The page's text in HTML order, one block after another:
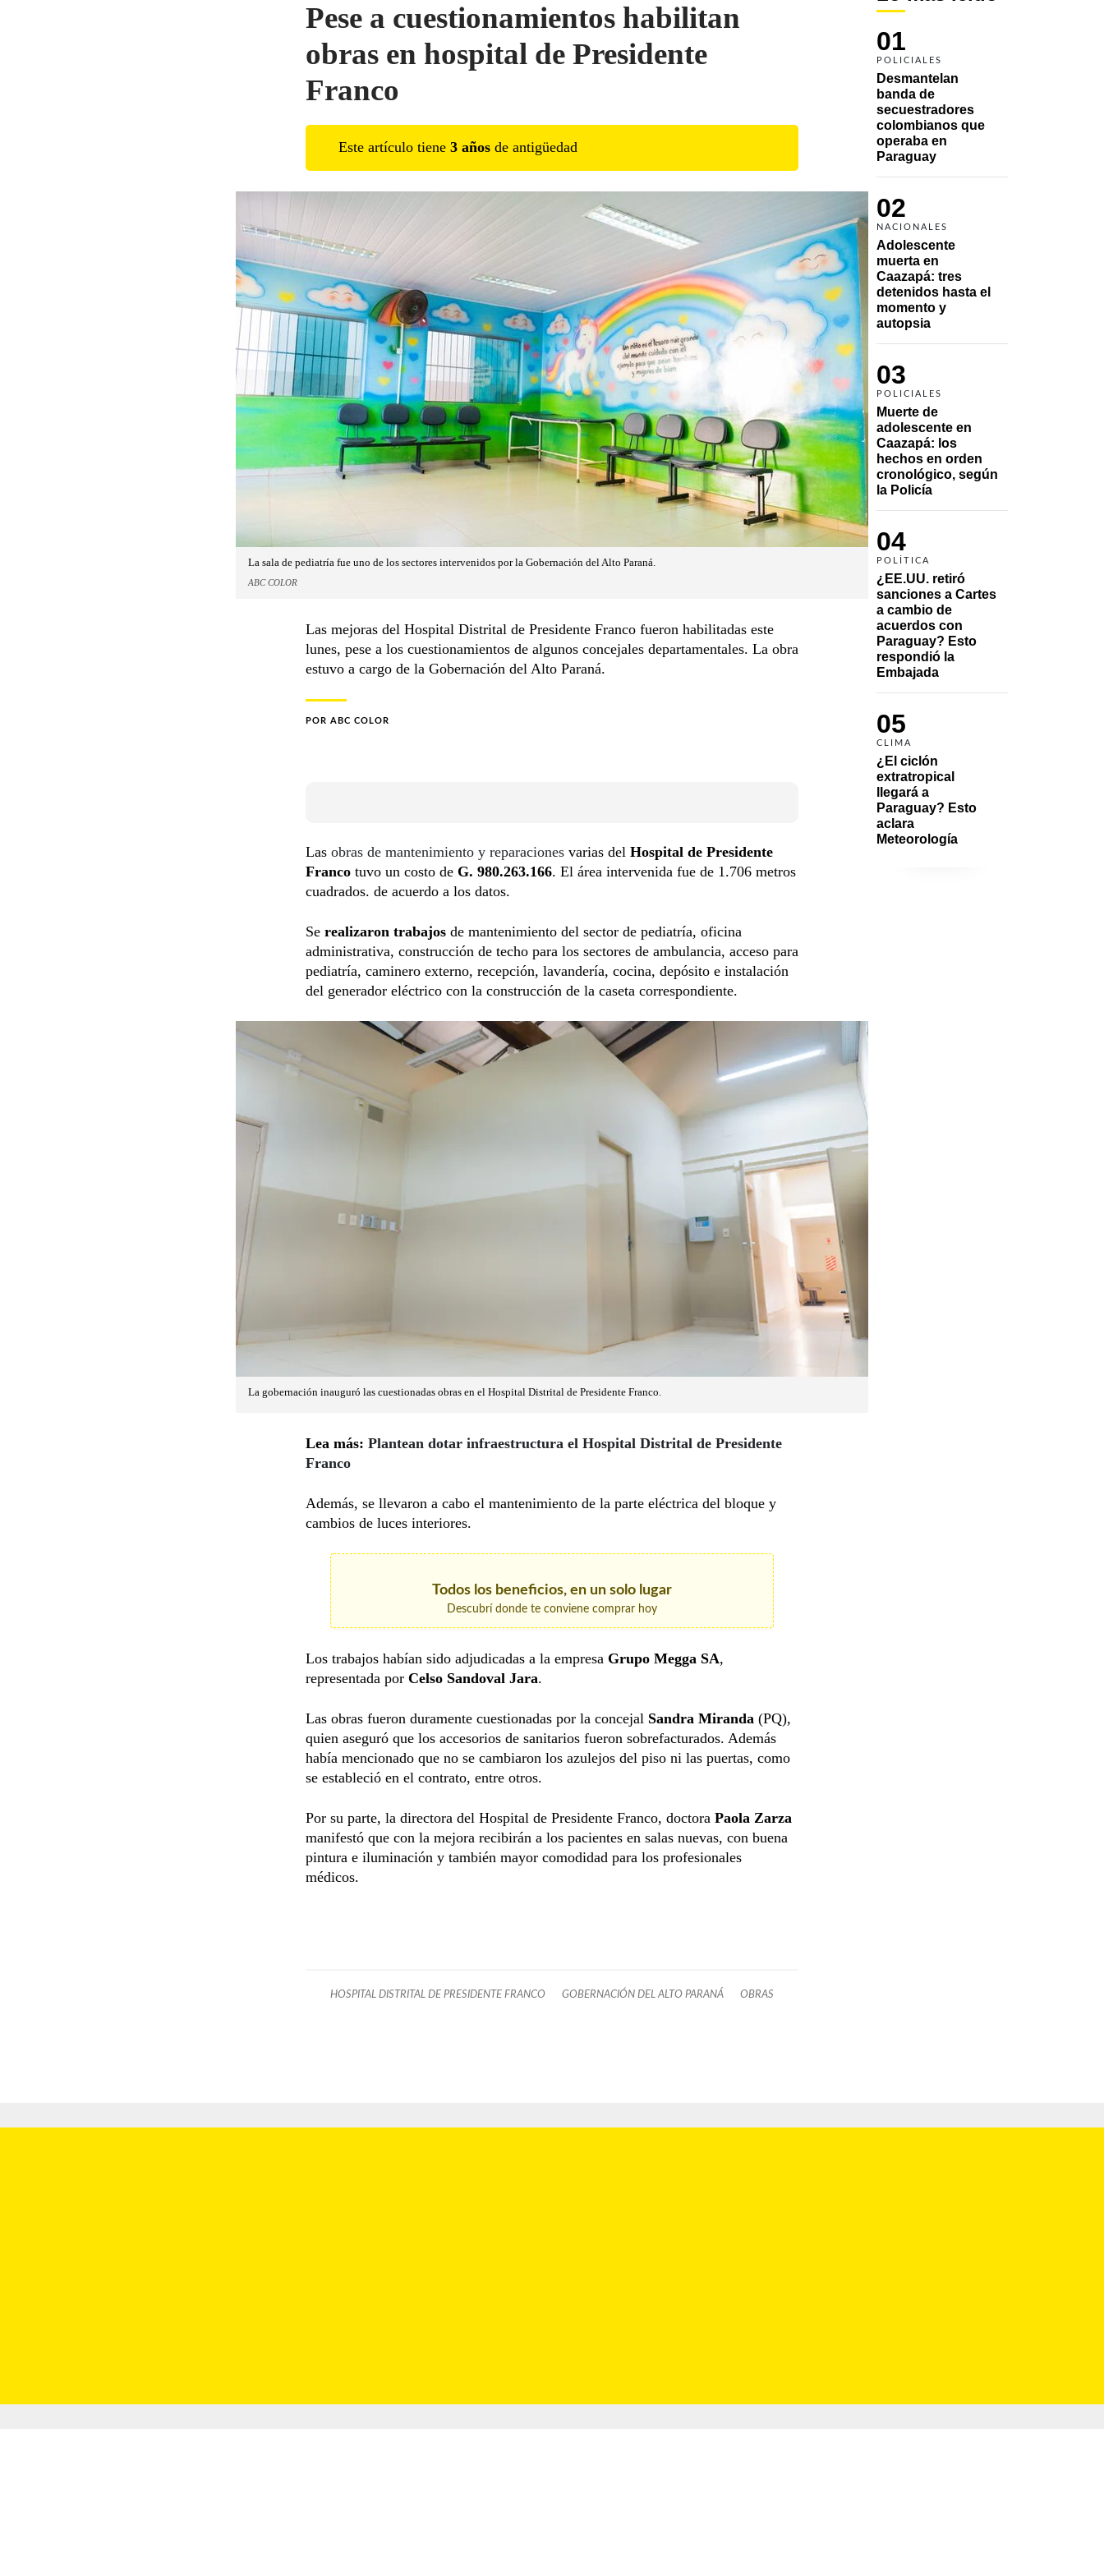
01
POLICIALES
Desmantelan
banda de
secuestradores
colombianos que
operaba en
Paraguay
02
NACIONALES
Adolescente
muerta en
Caazapá: tres
detenidos hasta el
momento y
autopsia
03
POLICIALES
Muerte de
adolescente en
Caazapá: los
hechos en orden
cronológico, según
la Policía
04
POLÍTICA
¿EE.UU. retiró
sanciones a Cartes
a cambio de
acuerdos con
Paraguay? Esto
respondió la
Embajada
05
CLIMA
¿El ciclón
extratropical
llegará a
Paraguay? Esto
aclara
Meteorología
Pese a cuestionamientos habilitan
obras en hospital de Presidente
Franco
Este artículo tiene 3 años de antigüedad
La sala de pediatría fue uno de los sectores intervenidos por la Gobernación del Alto Paraná.
ABC COLOR
Las mejoras del Hospital Distrital de Presidente Franco fueron habilitadas este
lunes, pese a los cuestionamientos de algunos concejales departamentales. La obra
estuvo a cargo de la Gobernación del Alto Paraná.
POR ABC COLOR
Las obras de mantenimiento y reparaciones varias del Hospital de Presidente
Franco tuvo un costo de G. 980.263.166. El área intervenida fue de 1.706 metros
cuadrados. de acuerdo a los datos.
Se realizaron trabajos de mantenimiento del sector de pediatría, oficina
administrativa, construcción de techo para los sectores de ambulancia, acceso para
pediatría, caminero externo, recepción, lavandería, cocina, depósito e instalación
del generador eléctrico con la construcción de la caseta correspondiente.
La gobernación inauguró las cuestionadas obras en el Hospital Distrital de Presidente Franco.
Lea más: Plantean dotar infraestructura el Hospital Distrital de Presidente
Franco
Además, se llevaron a cabo el mantenimiento de la parte eléctrica del bloque y
cambios de luces interiores.
Todos los beneficios, en un solo lugar
Descubrí donde te conviene comprar hoy
Los trabajos habían sido adjudicadas a la empresa Grupo Megga SA,
representada por Celso Sandoval Jara.
Las obras fueron duramente cuestionadas por la concejal Sandra Miranda (PQ),
quien aseguró que los accesorios de sanitarios fueron sobrefacturados. Además
había mencionado que no se cambiaron los azulejos del piso ni las puertas, como
se estableció en el contrato, entre otros.
Por su parte, la directora del Hospital de Presidente Franco, doctora Paola Zarza
manifestó que con la mejora recibirán a los pacientes en salas nuevas, con buena
pintura e iluminación y también mayor comodidad para los profesionales
médicos.
HOSPITAL DISTRITAL DE PRESIDENTE FRANCO GOBERNACIÓN DEL ALTO PARANÁ OBRAS